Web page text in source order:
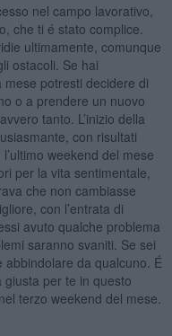
nel campo lavorativo,
che ti é stato complice.
ultimamente, comunque
ostacoli. Se hai
mese potresti decidere di
o a prendere un nuovo
tanto. L’inizio della
con risultati
weekend del mese
per la vita sentimentale,
che non cambiasse
con l’entrata di
avuto qualche problema
saranno svaniti. Se sei
da qualcuno. É
per te in questo
terzo weekend del mese.